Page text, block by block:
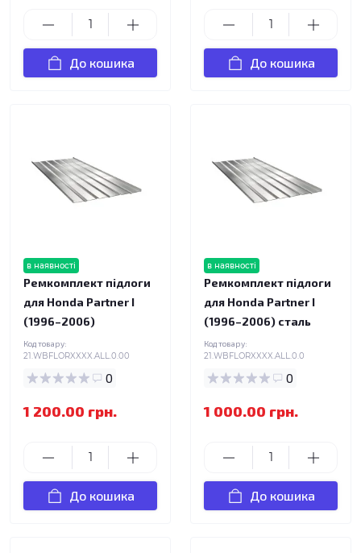
До кошика До кошика
в наявності
Ремкомплект підлоги
для Honda Partner I
(1996–2006)
Код товару:
21.WBFLORXXXX.ALL.0.00
0
1 200.00 грн.
До кошика
в наявності
Ремкомплект підлоги
для Honda Partner I
(1996–2006) сталь
Код товару:
21.WBFLORXXXX.ALL.0.0
0
1 000.00 грн.
До кошика